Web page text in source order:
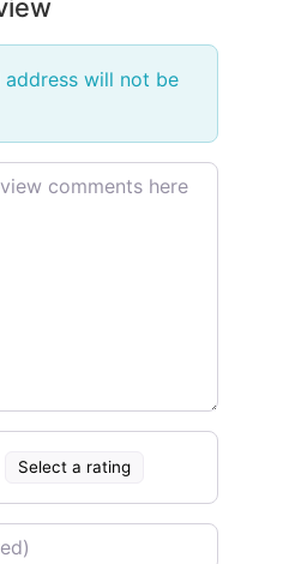
address will not be
Select a rating